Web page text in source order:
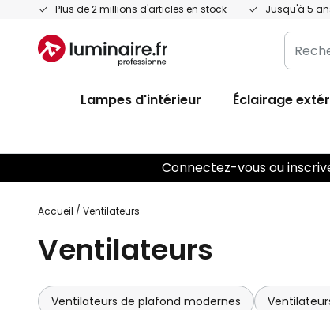
Plus de 2 millions d'articles en stock Jusqu'à 5
Allez
contenu
dans
du
Lampes d'intérieur Éclairage
Connectez-vous ou
Accueil Ventilateurs
Ventilateurs
Ventilateurs de plafond modernes